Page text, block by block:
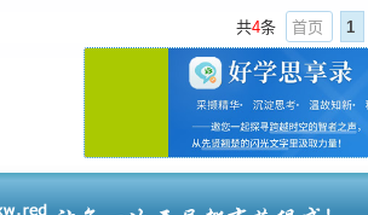
共4条 首页 1